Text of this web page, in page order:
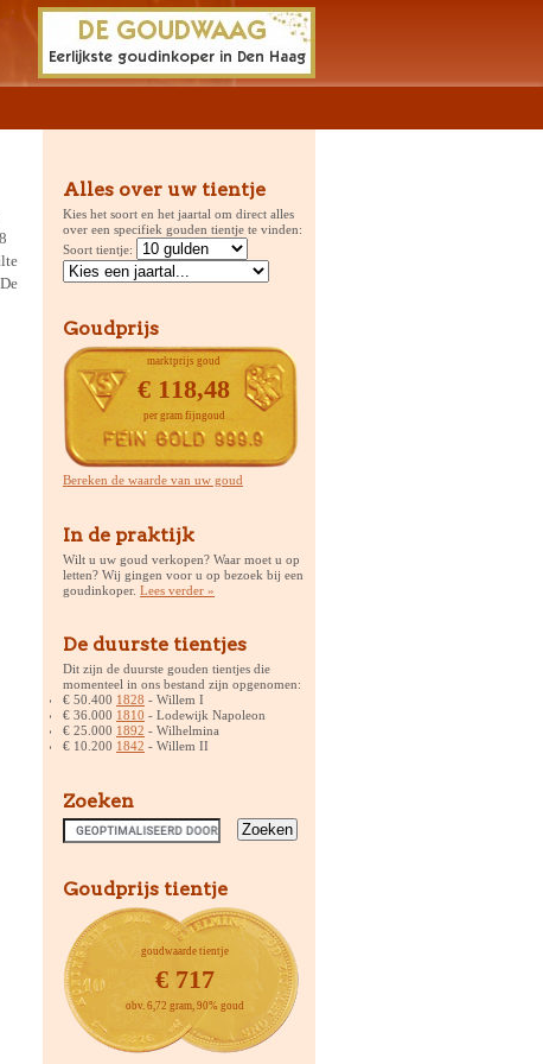
Alles over uw tientje
Kies het soort en het jaartal om direct alles
over een specifiek gouden tientje te vinden:
Soort tientje:
Goudprijs
marktprijs goud
€ 118,48
per gram fijngoud
Bereken de waarde van uw goud
In de praktijk
Wilt u uw goud verkopen? Waar moet u op
letten? Wij gingen voor u op bezoek bij een
goudinkoper. Lees verder »
De duurste tientjes
Dit zijn de duurste gouden tientjes die
momenteel in ons bestand zijn opgenomen:
€ 50.400 1828 - Willem I
€ 36.000 1810 - Lodewijk Napoleon
€ 25.000 1892 - Wilhelmina
€ 10.200 1842 - Willem II
Zoeken
Goudprijs tientje
goudwaarde tientje
€ 717
obv. 6,72 gram, 90% goud